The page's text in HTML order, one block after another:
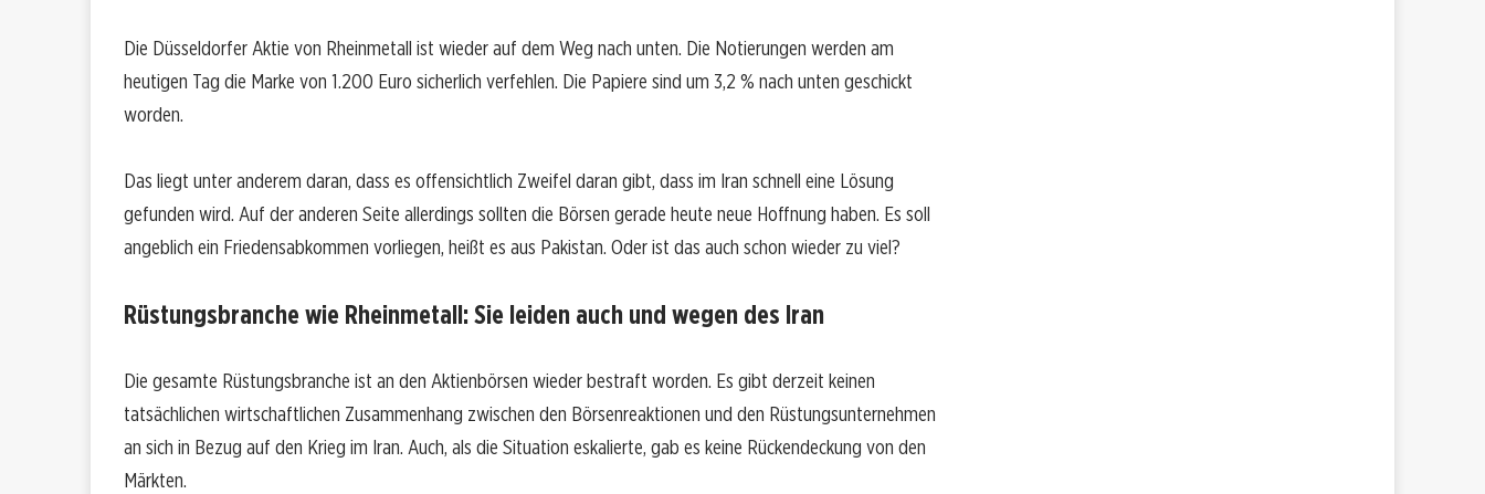
Die Düsseldorfer Aktie von Rheinmetall ist wieder auf dem Weg nach unten. Die Notierungen werden am
heutigen Tag die Marke von 1.200 Euro sicherlich verfehlen. Die Papiere sind um 3,2 % nach unten geschickt
worden.
Das liegt unter anderem daran, dass es offensichtlich Zweifel daran gibt, dass im Iran schnell eine Lösung
gefunden wird. Auf der anderen Seite allerdings sollten die Börsen gerade heute neue Hoffnung haben. Es soll
angeblich ein Friedensabkommen vorliegen, heißt es aus Pakistan. Oder ist das auch schon wieder zu viel?
Rüstungsbranche wie Rheinmetall: Sie leiden auch und wegen des Iran
Die gesamte Rüstungsbranche ist an den Aktienbörsen wieder bestraft worden. Es gibt derzeit keinen
tatsächlichen wirtschaftlichen Zusammenhang zwischen den Börsenreaktionen und den Rüstungsunternehmen
an sich in Bezug auf den Krieg im Iran. Auch, als die Situation eskalierte, gab es keine Rückendeckung von den
Märkten.